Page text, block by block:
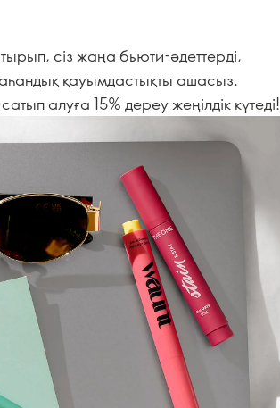
сіз жаңа бьюти-әдеттерді,
қауымдастықты ашасыз.
алуға 15% дереу жеңілдік күтеді!